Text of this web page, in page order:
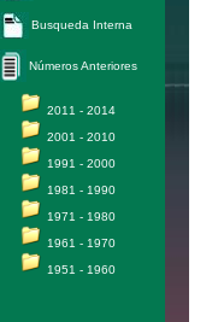
Busqueda Interna
Números Anteriores
2011 - 2014
2001 - 2010
1991 - 2000
1981 - 1990
1971 - 1980
1961 - 1970
1951 - 1960